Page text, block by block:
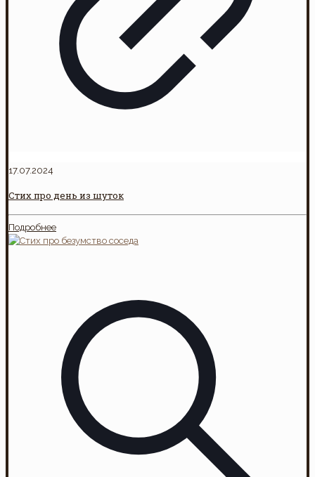
17.07.2024
Стих про день из шуток
Подробнее